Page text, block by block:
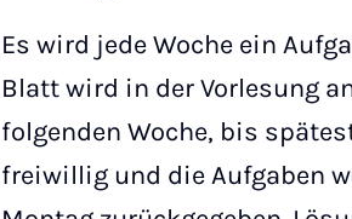
Es wird jede Woche ein
Blatt wird in der Vorlesung
folgenden Woche, bis
freiwillig und die Aufgaben